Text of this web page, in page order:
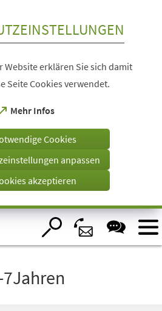
Website erklären Sie sich damit
Seite Cookies verwendet.
Mehr Infos
(Öffnet
einem
Cookies
anpassen
akzeptieren